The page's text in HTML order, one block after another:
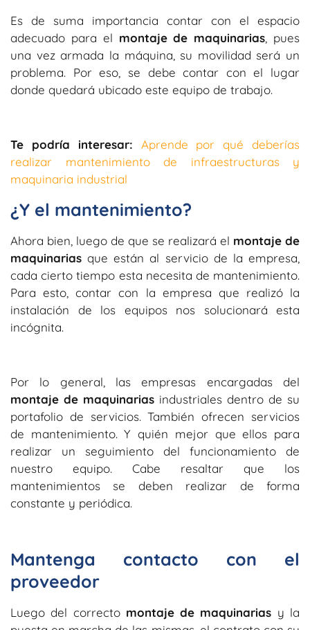
Es de suma importancia contar con el espacio
adecuado para el montaje de maquinarias , pues
una vez armada la máquina, su movilidad será un
problema. Por eso, se debe contar con el lugar
donde quedará ubicado este equipo de trabajo.
Te podría interesar:
Aprende por qué deberías
realizar mantenimiento de infraestructuras y
maquinaria industrial
¿Y el mantenimiento?
Ahora bien, luego de que se realizará el montaje de
maquinariasque están al servicio de la empresa,
cada cierto tiempo esta necesita de mantenimiento.
Para esto, contar con la empresa que realizó la
instalación de los equipos nos solucionará esta
incógnita.
Por lo general, las empresas encargadas del
montaje de maquinarias industriales dentro de su
portafolio de servicios. También ofrecen servicios
de mantenimiento. Y quién mejor que ellos para
realizar un seguimiento del funcionamiento de
nuestro equipo. Cabe resaltar que los
mantenimientos se deben realizar de forma
constante y periódica.
Mantenga contacto con el
proveedor
Luego del correcto montaje de maquinarias y la